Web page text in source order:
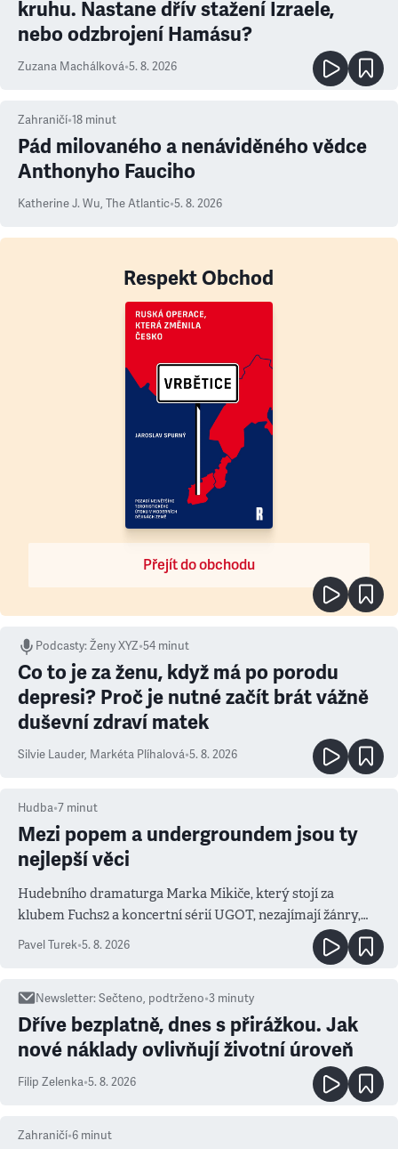
kruhu. Nastane dřív stažení Izraele,
nebo odzbrojení Hamásu?
Zuzana Machálková•5. 8. 2026
Zahraničí•18 minut
Pád milovaného a nenáviděného vědce
Anthonyho Fauciho
Katherine J. Wu, The Atlantic•5. 8. 2026
Respekt Obchod
Přejít do obchodu
Podcasty:Ženy XYZ•54 minut
Co to je za ženu, když má po porodu
depresi? Proč je nutné začít brát vážně
duševní zdraví matek
Silvie Lauder, Markéta Plíhalová•5. 8. 2026
Hudba•7 minut
Mezi popem a undergroundem jsou ty
nejlepší věci
Hudebního dramaturga Marka Mikiče, který stojí za
klubem Fuchs2 a koncertní sérií UGOT, nezajímají žánry,
ale atmosféra
Pavel Turek•5. 8. 2026
Newsletter:Sečteno, podtrženo•3 minuty
Dříve bezplatně, dnes s přirážkou. Jak
nové náklady ovlivňují životní úroveň
Filip Zelenka•5. 8. 2026
Zahraničí•6 minut